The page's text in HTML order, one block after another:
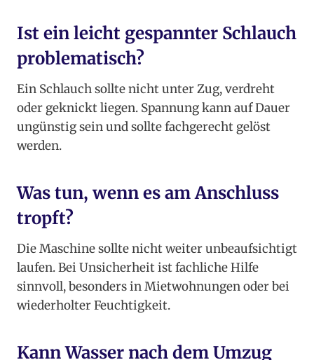
Ist ein leicht gespannter Schlauch
problematisch?
Ein Schlauch sollte nicht unter Zug, verdreht
oder geknickt liegen. Spannung kann auf Dauer
ungünstig sein und sollte fachgerecht gelöst
werden.
Was tun, wenn es am Anschluss
tropft?
Die Maschine sollte nicht weiter unbeaufsichtigt
laufen. Bei Unsicherheit ist fachliche Hilfe
sinnvoll, besonders in Mietwohnungen oder bei
wiederholter Feuchtigkeit.
Kann Wasser nach dem Umzug